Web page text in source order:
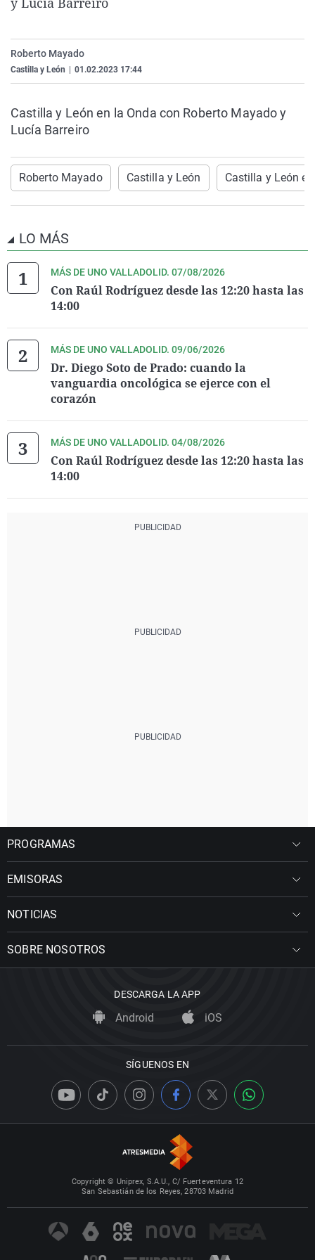
Gente viajera
Retornados
Operación Viuda
Galicia
Navarra
País Vasco
Televisión
Roberto Mayado
Castilla y León 01.02.2023 17:44
Castilla y León en la Onda con Roberto Mayado y
Lucía Barreiro
Roberto Mayado Castilla y León Castilla y León
LO MÁS
MÁS DE UNO VALLADOLID. 07/08/2026
Con Raúl Rodríguez desde las 12:20 hasta las
14:00
MÁS DE UNO VALLADOLID. 09/06/2026
Dr. Diego Soto de Prado: cuando la
vanguardia oncológica se ejerce con el
corazón
MÁS DE UNO VALLADOLID. 04/08/2026
Con Raúl Rodríguez desde las 12:20 hasta las
14:00
PROGRAMAS
EMISORAS
NOTICIAS
SOBRE NOSOTROS
DESCARGA LA APP
Android iOS
SÍGUENOS EN
Copyright © Uniprex, S.A.U., C/ Fuerteventura 12
San Sebastián de los Reyes, 28703 Madrid